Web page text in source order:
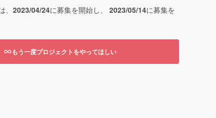
2023/04/24に募集を開始し、 2023/05/14に募集を
もう一度プロジェクトをやってほしい